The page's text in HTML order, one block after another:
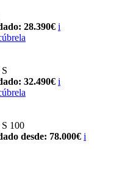
28.390€ i
32.490€ i
100
desde: 78.000€ i